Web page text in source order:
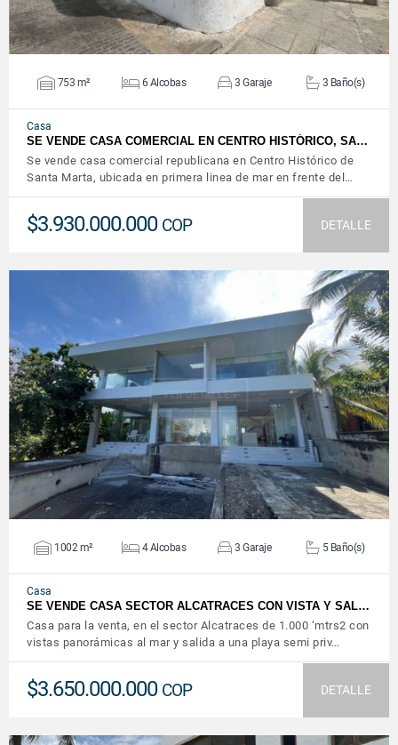
753 m² 6 Alcobas 3 Garaje 3 Baño(s)
Casa
SE VENDE CASA COMERCIAL EN CENTRO HISTÓRICO, SA…
Se vende casa comercial republicana en Centro Histórico de
Santa Marta, ubicada en primera linea de mar en frente del…
$3.930.000.000 COP DETALLE
VER DETALLES
1002 m² 4 Alcobas 3 Garaje 5 Baño(s)
Casa
SE VENDE CASA SECTOR ALCATRACES CON VISTA Y SAL…
Casa para la venta, en el sector Alcatraces de 1.000 ‘mtrs2 con
vistas panorámicas al mar y salida a una playa semi priv…
$3.650.000.000 COP DETALLE